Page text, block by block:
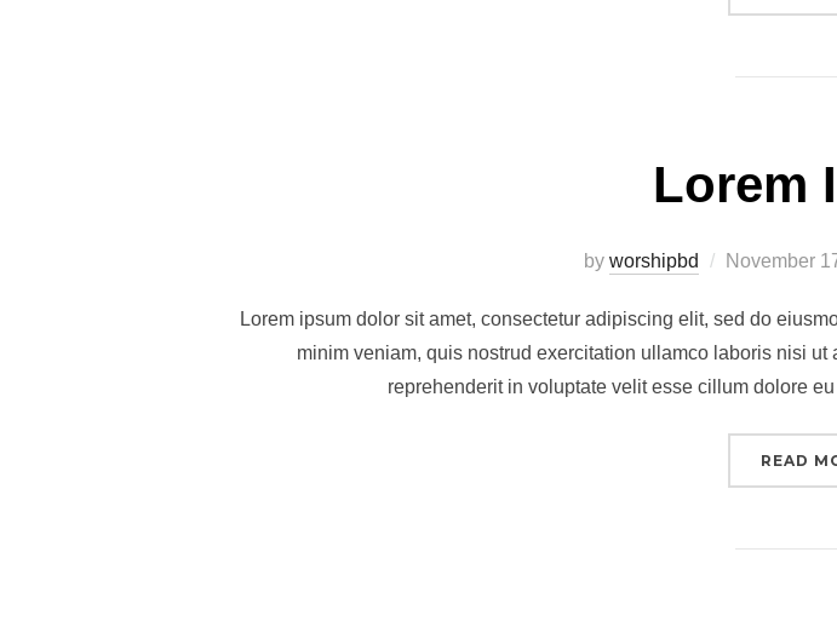
Lorem
by worshipbd
Posted
November
Lorem ipsum dolor sit amet, consectetur adipiscing elit, sed do
minim veniam, quis nostrud exercitation ullamco laboris nisi
reprehenderit in voluptate velit esse cillum dolore
READ